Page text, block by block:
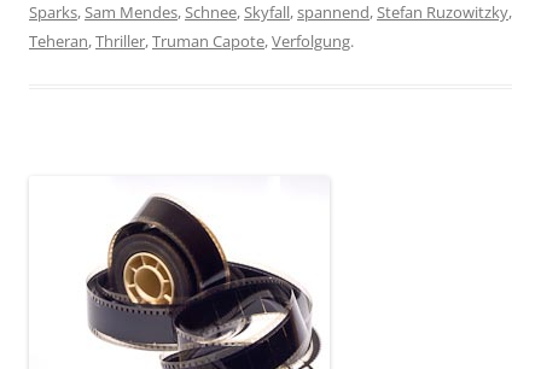
Sparks,Sam Mendes,Schnee,Skyfall,spannend,Stefan Ruzowitzky,
Teheran,Thriller,Truman Capote,Verfolgung.